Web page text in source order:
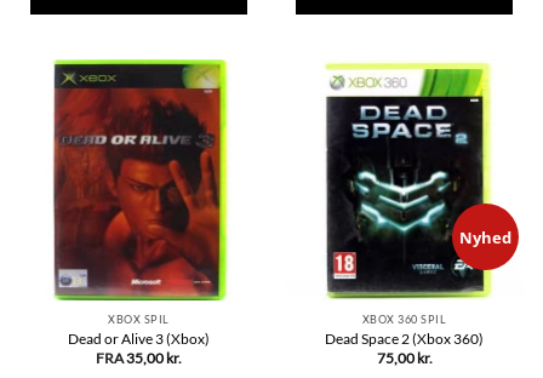
har
flere
varianter.
Mulighederne
kan
vælges
varesiden
har
flere
varianter.
Mulighederne
kan
vælges
på
varesiden
XBOX SPIL
Dead or Alive 3 (Xbox)
FRA35,00 kr.
Nyhed
XBOX 360 SPIL
Dead Space 2 (Xbox 360)
75,00 kr.